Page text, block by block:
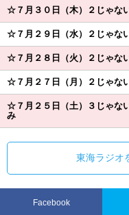
☆７月３０日（木）２じゃな
☆７月２９日（水）２じゃな
☆７月２８日（火）２じゃな
☆７月２７日（月）２じゃな
☆７月２５日（土）３じゃな
み
東海ラジオ
Facebook